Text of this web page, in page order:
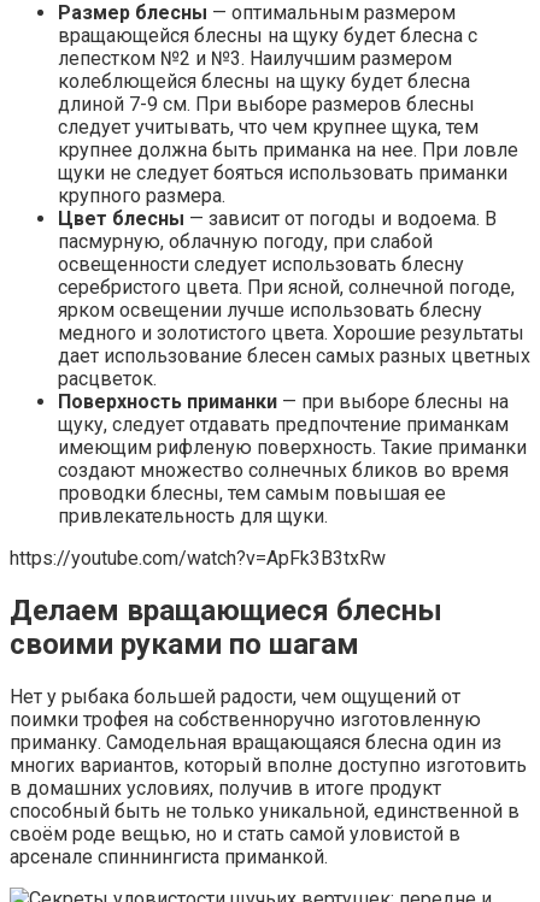
Размер блесны — оптимальным размером
вращающейся блесны на щуку будет блесна с
лепестком №2 и №3. Наилучшим размером
колеблющейся блесны на щуку будет блесна
длиной 7-9 см. При выборе размеров блесны
следует учитывать, что чем крупнее щука, тем
крупнее должна быть приманка на нее. При ловле
щуки не следует бояться использовать приманки
крупного размера.
Цвет блесны — зависит от погоды и водоема. В
пасмурную, облачную погоду, при слабой
освещенности следует использовать блесну
серебристого цвета. При ясной, солнечной погоде,
ярком освещении лучше использовать блесну
медного и золотистого цвета. Хорошие результаты
дает использование блесен самых разных цветных
расцветок.
Поверхность приманки — при выборе блесны на
щуку, следует отдавать предпочтение приманкам
имеющим рифленую поверхность. Такие приманки
создают множество солнечных бликов во время
проводки блесны, тем самым повышая ее
привлекательность для щуки.
https://youtube.com/watch?v=ApFk3B3txRw
Делаем вращающиеся блесны
своими руками по шагам
Нет у рыбака большей радости, чем ощущений от
поимки трофея на собственноручно изготовленную
приманку. Самодельная вращающаяся блесна один из
многих вариантов, который вполне доступно изготовить
в домашних условиях, получив в итоге продукт
способный быть не только уникальной, единственной в
своём роде вещью, но и стать самой уловистой в
арсенале спиннингиста приманкой.